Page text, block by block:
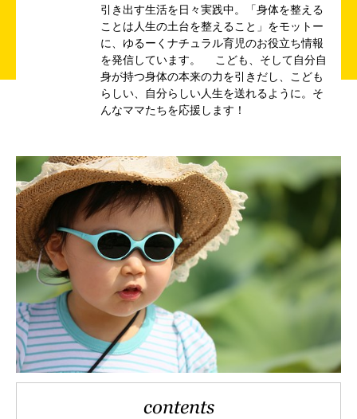
引き出す生活を日々実践中。「身体を整える
ことは人生の土台を整えること」をモットー
に、ゆるーくナチュラル育児のお役立ち情報
を発信しています。 こども、そして自分自
身が持つ身体の本来の力を引きだし、こども
らしい、自分らしい人生を送れるように。そ
んなママたちを応援します！
contents